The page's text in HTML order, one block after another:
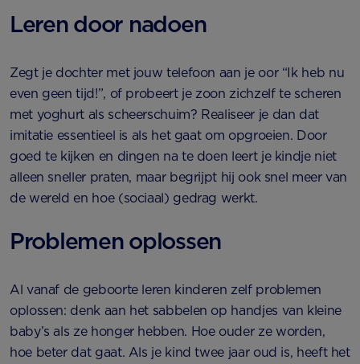
Leren door nadoen
Zegt je dochter met jouw telefoon aan je oor “Ik heb nu
even geen tijd!”, of probeert je zoon zichzelf te scheren
met yoghurt als scheerschuim? Realiseer je dan dat
imitatie essentieel is als het gaat om opgroeien. Door
goed te kijken en dingen na te doen leert je kindje niet
alleen sneller praten, maar begrijpt hij ook snel meer van
de wereld en hoe (sociaal) gedrag werkt.
Problemen oplossen
Al vanaf de geboorte leren kinderen zelf problemen
oplossen: denk aan het sabbelen op handjes van kleine
baby’s als ze honger hebben. Hoe ouder ze worden,
hoe beter dat gaat. Als je kind twee jaar oud is, heeft het